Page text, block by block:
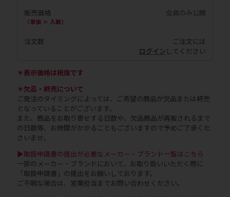
販売価格
（単価 × 入数）
会員のみ公開
注文数
ご注文には
ログイン してください
＊表示価格は税抜です
＊欠品・終売について
ご発注のタイミングによっては、ご希望の商品が欠品または終売
となっていることがございます。
また、商品をお取り寄せする日数や、欠品商品が再販されるまで
の日数等、お時間がかかることもございますので予めご了承くだ
さいませ。
▶取扱申請書の提出が必要なメーカー・ブランド一覧はこちら
一部のメーカー・ブランドにおいて、お取り扱いいただく際に
「取扱申請書」の提出をお願いしております。
ご不明な場合は、営業担当までお問い合わせください。